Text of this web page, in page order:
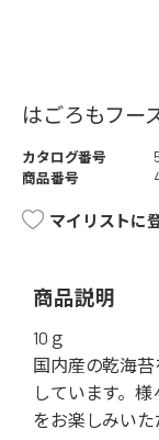
はごろもフ
カタログ番号
商品番号
マイリストに
商品説明
10ｇ
国内産の乾海
しています。
をお楽しみいた